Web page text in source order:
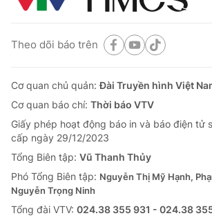
Theo dõi báo trên
Cơ quan chủ quản:Đài Truyền hình Việt
Cơ quan báo chí: Thời báo VTV
Giấy phép hoạt động báo in và báo điện tử
cấp ngày 29/12/2023
Tổng Biên tập: Vũ Thanh Thủy
Phó Tổng Biên tập: Nguyễn Thị Mỹ Hạnh,
Nguyễn Trọng Ninh
Tổng đài VTV: 024.38 355 931 - 024.38